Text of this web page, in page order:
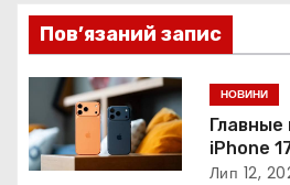
я
з
а
п
Пов’язаний запис
НОВИНИ
iPhone
Лип 12,